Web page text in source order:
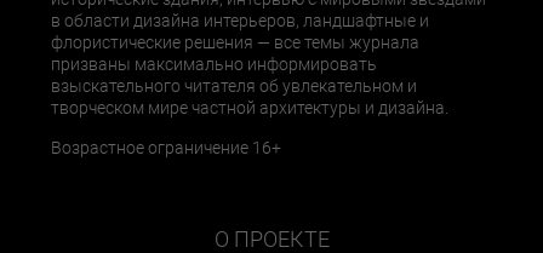
в области дизайна интерьеров, ландшафтные и
флористические решения — все темы журнала
призваны максимально информировать
взыскательного читателя об увлекательном и
творческом мире частной архитектуры и дизайна.
Возрастное ограничение 16+
О ПРОЕКТЕ